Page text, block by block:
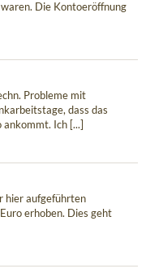
Die Kontoeröffnung
Probleme mit
dass das
Ich [...]
hier aufgeführten
erhoben. Dies geht